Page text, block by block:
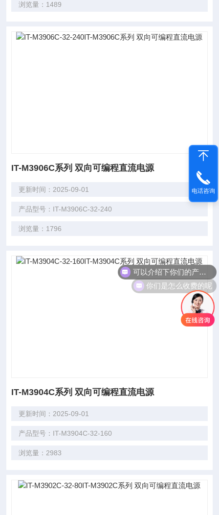
浏览量：1489
IT-M3906C系列 双向可编程直流电源
更新时间：2025-09-01
产品型号：IT-M3906C-32-240
浏览量：1796
IT-M3904C系列 双向可编程直流电源
更新时间：2025-09-01
产品型号：IT-M3904C-32-160
浏览量：2983
电话咨询
可以介绍下你们的产品么
你们是怎么收费的呢